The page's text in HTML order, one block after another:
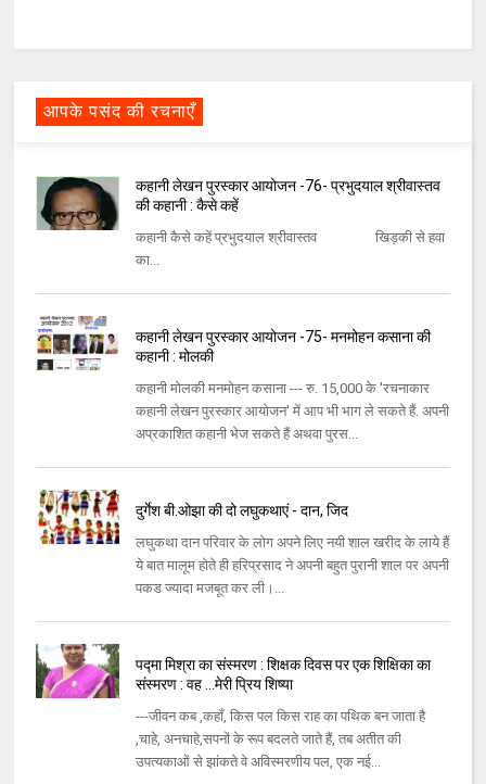
आपके पसंद की रचनाएँ
कहानी लेखन पुरस्कार आयोजन -76- प्रभुदयाल श्रीवास्तव
की कहानी : कैसे कहें
कहानी कैसे कहें प्रभुदयाल श्रीवास्तव खिड़की से हवा
का...
कहानी लेखन पुरस्कार आयोजन -75- मनमोहन कसाना की
कहानी : मोलकी
कहानी मोलकी मनमोहन कसाना --- रु. 15,000 के 'रचनाकार
कहानी लेखन पुरस्कार आयोजन' में आप भी भाग ले सकते हैं. अपनी
अप्रकाशित कहानी भेज सकते हैं अथवा पुरस...
दुर्गेश बी.ओझा की दो लघुकथाएं - दान, जिद
लघुकथा दान परिवार के लोग अपने लिए नयी शाल खरीद के लाये हैं
ये बात मालूम होते ही हरिप्रसाद ने अपनी बहुत पुरानी शाल पर अपनी
पकड ज्यादा मजबूत कर ली।...
पद्मा मिश्रा का संस्मरण : शिक्षक दिवस पर एक शिक्षिका का
संस्मरण : वह ...मेरी प्रिय शिष्या
---जीवन कब ,कहाँ, किस पल किस राह का पथिक बन जाता है
,चाहे, अनचाहे,सपनों के रूप बदलते जाते हैं, तब अतीत की
उपत्यकाओं से झांकते वे अविस्मरणीय पल, एक नई...